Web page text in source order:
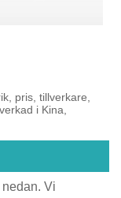
pris, tillverkare,
i Kina,
Vi